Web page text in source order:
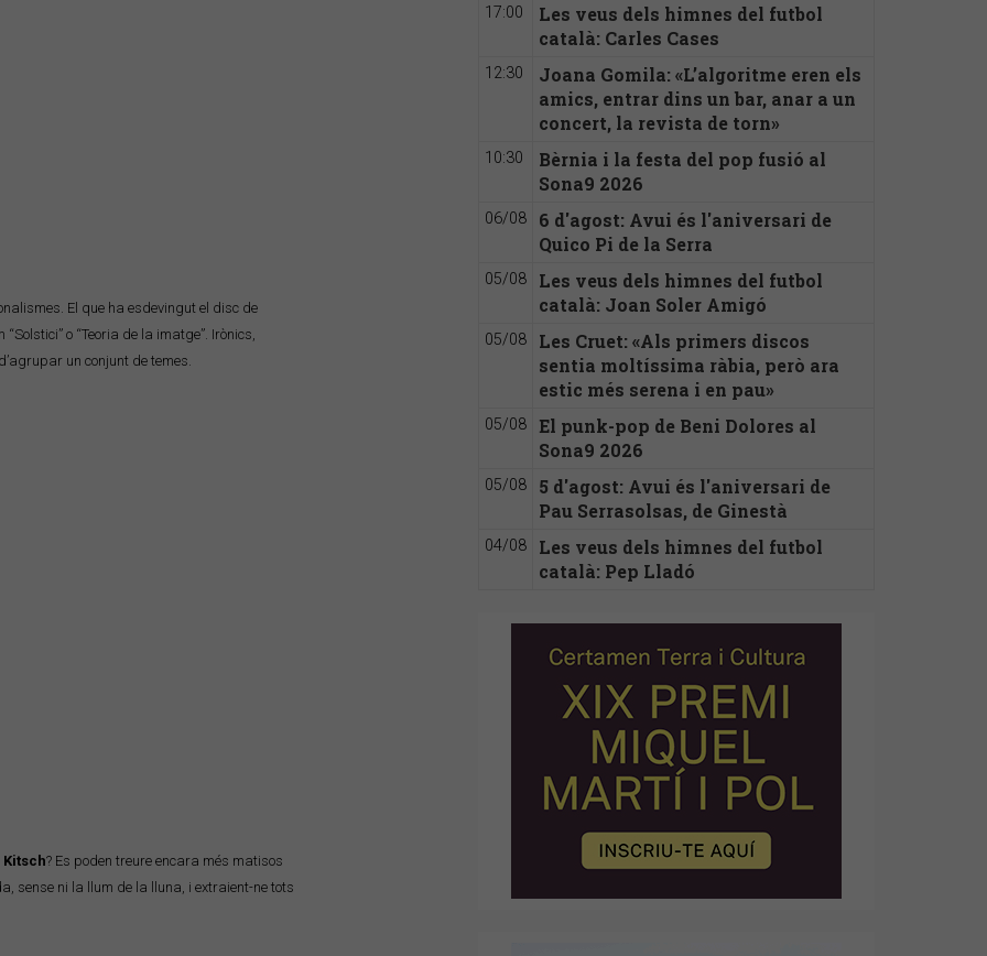
El que ha esdevingut el disc de
o “Teoria de la imatge”. Irònics,
un conjunt de temes.
Kitsch? Es poden treure encara més matisos
sense ni la llum de la lluna, i extraient-ne tots
17:00
Les veus dels himnes del futbol
català: Carles Cases
12:30
Joana Gomila: «L’algoritme eren els
amics, entrar dins un bar, anar a un
concert, la revista de torn»
10:30
Bèrnia i la festa del pop fusió al
Sona9 2026
06/08
6 d'agost: Avui és l'aniversari de
Quico Pi de la Serra
05/08
Les veus dels himnes del futbol
català: Joan Soler Amigó
05/08
Les Cruet: «Als primers discos
sentia moltíssima ràbia, però ara
estic més serena i en pau»
05/08
El punk-pop de Beni Dolores al
Sona9 2026
05/08
5 d'agost: Avui és l'aniversari de
Pau Serrasolsas, de Ginestà
04/08
Les veus dels himnes del futbol
català: Pep Lladó